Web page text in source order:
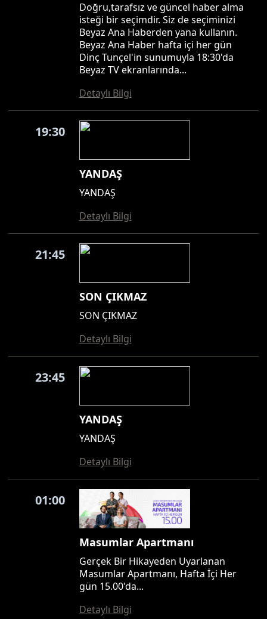
Doğru,tarafsız ve güncel haber alma
isteği bir seçimdir. Siz de seçiminizi
Beyaz Ana Haberden yana kullanın.
Beyaz Ana Haber hafta içi her gün
Dinç Tunçel'in sunumuyla 18:30'da
Beyaz TV ekranlarında...
Detaylı Bilgi
19:30
YANDAŞ
YANDAŞ
Detaylı Bilgi
21:45
SON ÇIKMAZ
SON ÇIKMAZ
Detaylı Bilgi
23:45
YANDAŞ
YANDAŞ
Detaylı Bilgi
01:00
Masumlar Apartmanı
Gerçek Bir Hikayeden Uyarlanan
Masumlar Apartmanı, Hafta İçi Her
gün 15.00'da...
Detaylı Bilgi